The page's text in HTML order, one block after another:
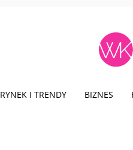
RYNEK I TRENDY BIZNES